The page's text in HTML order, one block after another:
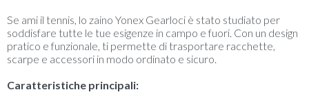
Se ami il tennis, lo zaino Yonex Gearloci è stato studiato per
soddisfare tutte le tue esigenze in campo e fuori. Con un design
pratico e funzionale, ti permette di trasportare racchette,
scarpe e accessori in modo ordinato e sicuro.
Caratteristiche principali: